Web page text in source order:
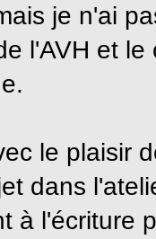
je n'ai
l'AVH et
le plaisir
dans
à l'écriture